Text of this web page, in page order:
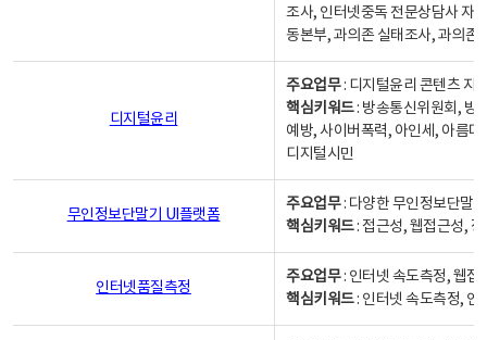
조사, 인터넷중독 전문상담사 자
동본부, 과의존 실태조사, 과의존
디지털윤리
주요업무: 디지털윤리 콘텐츠 지
핵심키워드: 방송통신위원회, 방
예방, 사이버폭력, 아인세, 아름
디지털시민
무인정보단말기 UI플랫폼
주요업무: 다양한 무인정보단말
핵심키워드: 접근성, 웹접근성,
인터넷품질측정
주요업무: 인터넷 속도측정, 웹접
핵심키워드: 인터넷 속도측정, 인